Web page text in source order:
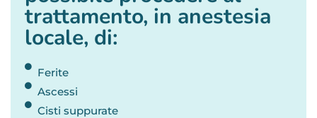
trattamento, in anestesia
locale, di:
Ferite
Ascessi
Cisti suppurate